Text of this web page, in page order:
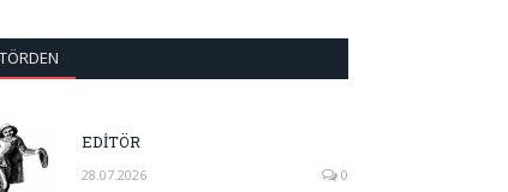
EDİTÖR
28.07.2026 0